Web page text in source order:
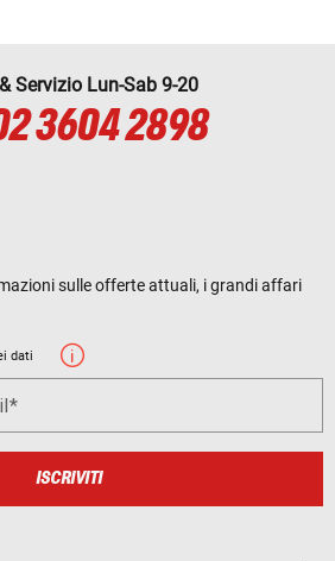
Servizio Lun-Sab 9-20
3604 2898
sulle offerte attuali, i grandi affari
dati
ISCRIVITI